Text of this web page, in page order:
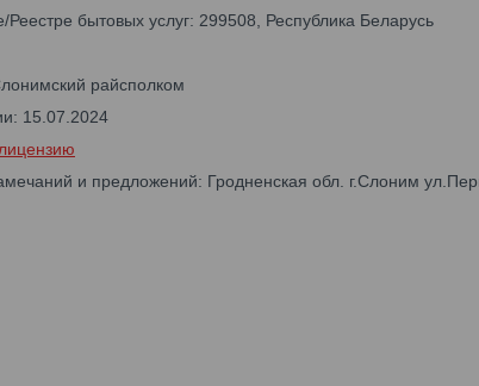
бытовых услуг: 299508, Республика Беларусь
райсполком
15.07.2024
и предложений: Гродненская обл. г.Слоним